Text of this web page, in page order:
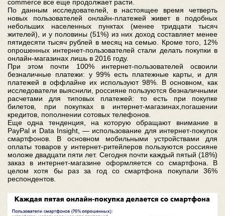
commerce все еще продолжает расти.
По данным исследователей, в настоящее время четверть
новых пользователей онлайн-платежей живет в подобных
небольших населенных пунктах (менее тридцати тысяч
жителей), и у половины (51%) из них доход составляет менее
пятидесяти тысяч рублей в месяц на семью. Кроме того, 12%
опрошенных интернет-пользователей стали делать покупки в
онлайн-магазинах лишь в 2016 году.
При этом почти 100% интернет-пользователей освоили
безналичные платежи: у 99% есть платежные карты, и для
платежей в оффлайне их используют 98%. В основном, как
исследователи выяснили, россияне пользуются безналичными
расчетами для типовых платежей: то есть при покупке
билетов, при покупках в интернет-магазинах,погашении
кредитов, пополнении сотовых телефонов.
Еще одна тенденция, на которую обращают внимание в
PayPal и Data Insight, — использование для интернет-покупок
смартфонов. В основном мобильными устройствами для
оплаты товаров у интернет-ритейлеров пользуются россияне
моложе двадцати пяти лет. Сегодня почти каждый пятый (18%)
заказ в интернет-магазине оформляется со смартфона. В
целом хотя бы раз за год со смартфона покупали 36%
респондентов.